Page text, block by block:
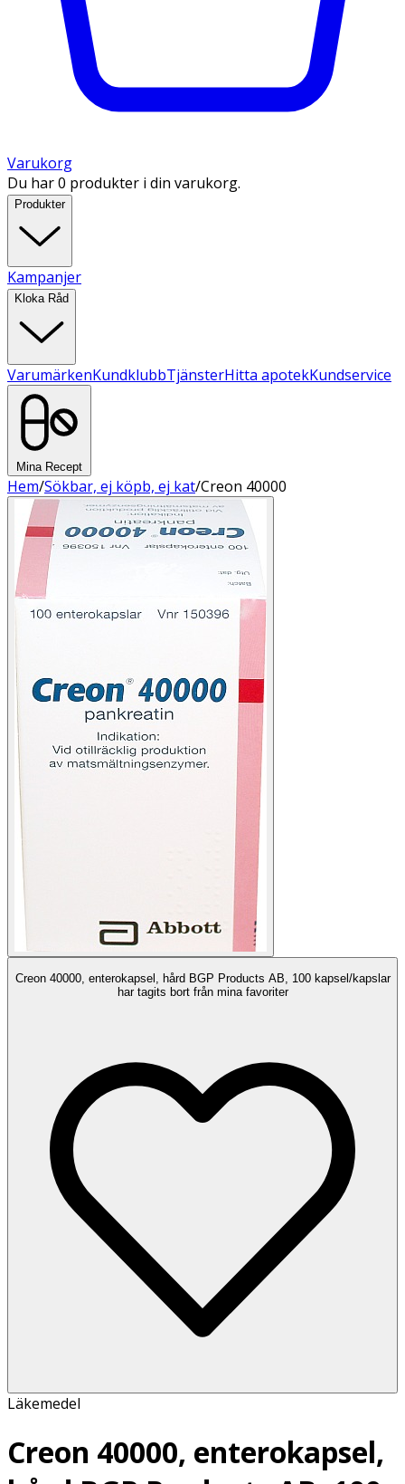
Varukorg
Du har 0 produkter i din varukorg.
Produkter
Kampanjer
Kloka Råd
VarumärkenKundklubbTjänsterHitta apotekKundservice
Mina Recept
Hem/Sökbar, ej köpb, ej kat/Creon 40000
Creon 40000, enterokapsel, hård BGP Products AB, 100 kapsel/kapslar
har tagits bort från mina favoriter
Läkemedel
Creon 40000, enterokapsel,